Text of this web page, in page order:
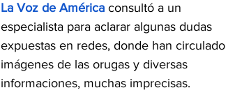
La Voz de América consultó a un
especialista para aclarar algunas dudas
expuestas en redes, donde han circulado
imágenes de las orugas y diversas
informaciones, muchas imprecisas.